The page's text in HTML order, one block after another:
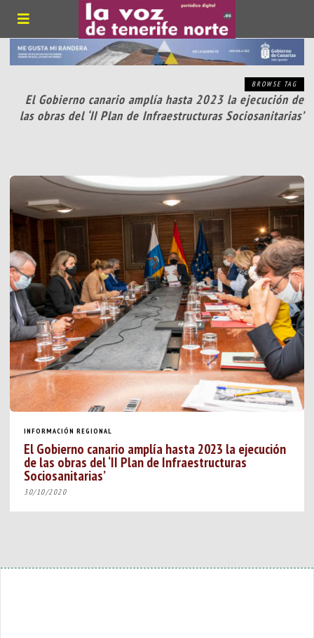
BROWSE TAG
El Gobierno canario amplía hasta 2023 la ejecución de
las obras del ‘II Plan de Infraestructuras Sociosanitarias’
INFORMACIÓN REGIONAL
El Gobierno canario amplía hasta 2023 la ejecución
de las obras del ‘II Plan de Infraestructuras
Sociosanitarias’
30/10/2020